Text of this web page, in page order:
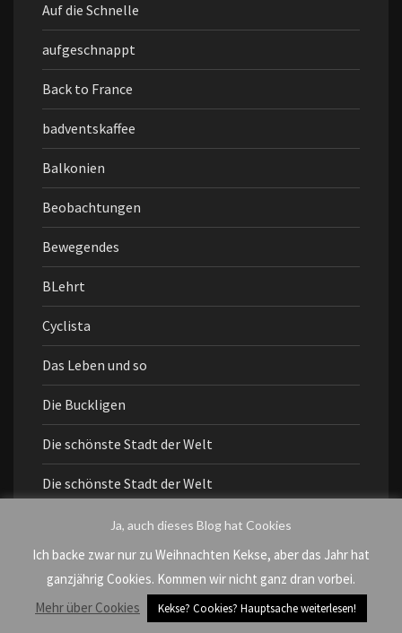
Auf die Schnelle
aufgeschnappt
Back to France
badventskaffee
Balkonien
Beobachtungen
Bewegendes
BLehrt
Cyclista
Das Leben und so
Die Buckligen
Die schönste Stadt der Welt
Die schönste Stadt der Welt
Eiertanz
Einmischen
Ja, auch dieses Blog hat Cookies
Ich backe zwar nur zu Weihnachten Kekse, aber das Jahr hat
ganzjährig Cookies. Kommen wir nicht ganz dran vorbei.
Mehr über Cookies
Kekse? Cookies? Hauptsache weiterlesen!